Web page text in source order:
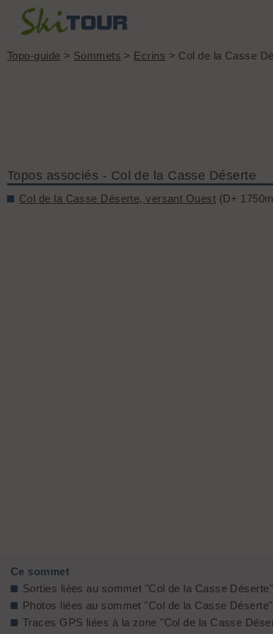
Topo-guide > Sommets > Ecrins > Col de la Casse
Topos associés - Col de la Casse Déserte
Col de la Casse Déserte, versant Ouest (D+
Ce sommet
Sorties liées au sommet "Col de la Casse Déserte"
Photos liées au sommet "Col de la Casse Déserte"
Traces GPS liées à la zone "Col de la Casse